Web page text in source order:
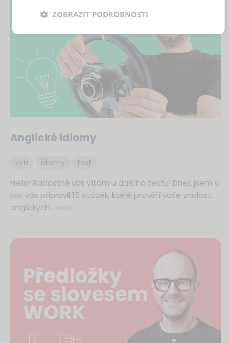
Anglické idiomy
kvíz idiomy test
Hello! Radostně vás vítám u dalšího testu! Dnes jsem si
pro vás připravil 15 otázek, které prověří vaše znalosti
anglických… více
ZOBRAZIT PODROBNOSTI